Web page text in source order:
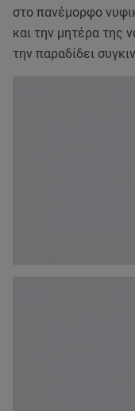
στο πανέμορφο
και την μητέρα της
την παραδίδει